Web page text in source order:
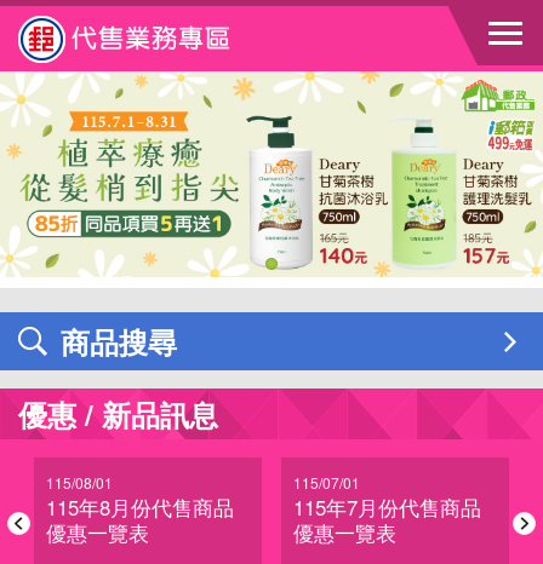
跳到主要內容區塊
商品搜尋
優惠 / 新品訊息
115/08/01
115年8月份代售商品
優惠一覽表
115/07/01
115年7月份代售商品
優惠一覽表